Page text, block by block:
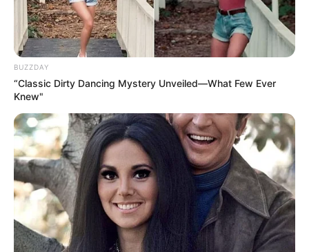
unterde.wikipedia.org/wiki/Museumshof Rahden .
Freizeitbad Atoll in Espelkamp - Mit Rutsche,
Wildwasserkanal, Grotte, Whirlpool, Sauna und
vielem mehr ist das Freizeitbad in Espelkamp für
alle Badelustigen und für die ganzen Familie das
Entspannung. Informationen unterwww.atoll-espelk
amp.de.
Bali Therme in Bad Oeynhausen am Kurpark - Das
bezaubernde Flair an den Stränden des
indonesischen Inselparadieses kann in Bad
Oeynhausen genossen werden. In den warmen
Innen- und Außenbecken und im Saunagarten mit
seinen Holzpfaden können sich die Badegäste wie
BUZZDAY
“Classic Dirty Dancing Mystery Unveiled—What Few Ever
Knew"